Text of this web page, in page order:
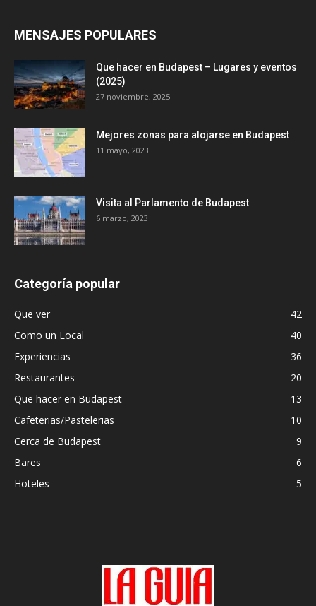
MENSAJES POPULARES
Que hacer en Budapest – Lugares y eventos
(2025)
27 noviembre, 2025
Mejores zonas para alojarse en Budapest
11 mayo, 2023
Visita al Parlamento de Budapest
6 marzo, 2023
Categoría popular
Que ver
42
Como un Local
40
Experiencias
36
Restaurantes
20
Que hacer en Budapest
13
Cafeterias/Pastelerias
10
Cerca de Budapest
9
Bares
6
Hoteles
5